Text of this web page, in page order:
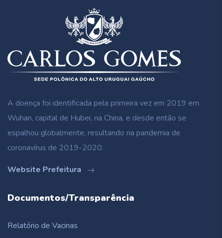
A doença foi identificada pela primeira vez em 2019 em
Wuhan, capital de Hubei, na China, e desde então se
espalhou globalmente, resultando na pandemia de
coronavírus de 2019-2020.
Website Prefeitura
Documentos/Transparência
Relatório de Vacinas